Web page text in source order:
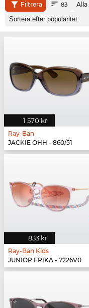
Filtrera 83 Alla
1 570 kr
Ray-Ban
JACKIE OHH - 860/51
833 kr
Ray-Ban Kids
JUNIOR ERIKA - 7226V0